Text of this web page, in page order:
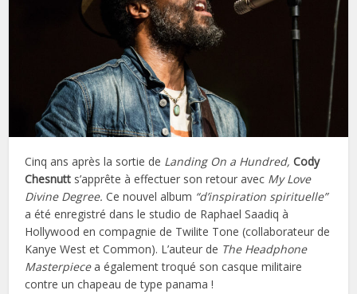
Cinq ans après la sortie de Landing On a Hundred,Cody
Chesnutt s’apprête à effectuer son retour avec My Love
Divine Degree. Ce nouvel album “d’inspiration spirituelle”
a été enregistré dans le studio de Raphael Saadiq à
Hollywood en compagnie de Twilite Tone (collaborateur de
Kanye West et Common). L’auteur de The Headphone
Masterpiecea également troqué son casque militaire
contre un chapeau de type panama !